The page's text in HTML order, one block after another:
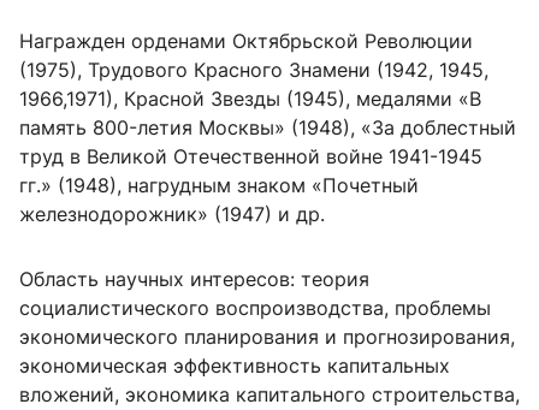
Награжден орденами Октябрьской Революции
(1975), Трудового Красного Знамени (1942, 1945,
1966,1971), Красной Звезды (1945), медалями «В
память 800-летия Москвы» (1948), «За доблестный
труд в Великой Отечественной войне 1941-1945
гг.» (1948), нагрудным знаком «Почетный
железнодорожник» (1947) и др.
Область научных интересов: теория
социалистического воспроизводства, проблемы
экономического планирования и прогнозирования,
экономическая эффективность капитальных
вложений, экономика капитального строительства,